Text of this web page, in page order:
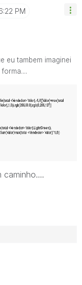
PM
eu tambem imaginei
caminho....